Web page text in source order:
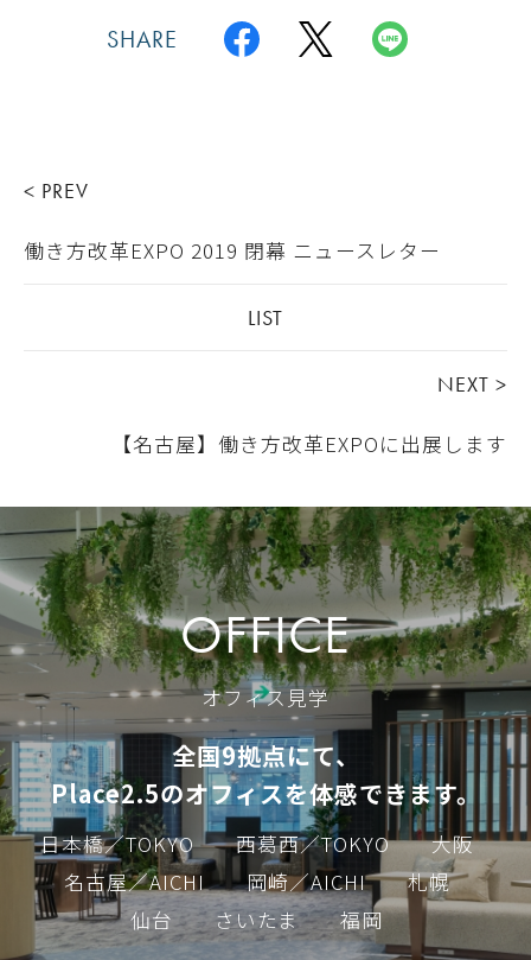
SHARE
< PREV
働き方改革EXPO 2019 閉幕 ニュースレター
LIST
NEXT >
【名古屋】働き方改革EXPOに出展します
OFFICE
オフィス見学
全国9拠点にて、
Place2.5のオフィスを体感できます。
日本橋／TOKYO 西葛西／TOKYO
大阪
名古屋／AICHI
岡崎／AICHI
札幌
仙台
さいたま 福岡